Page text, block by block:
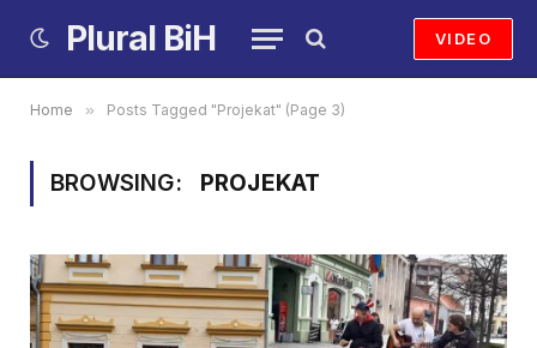
Plural BiH VIDEO
Home » Posts Tagged "Projekat" (Page 3)
BROWSING: PROJEKAT